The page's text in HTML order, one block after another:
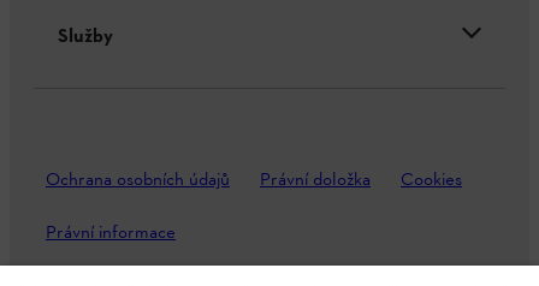
Služby
Ochrana osobních údajů Právní doložka Cookies
Právní informace